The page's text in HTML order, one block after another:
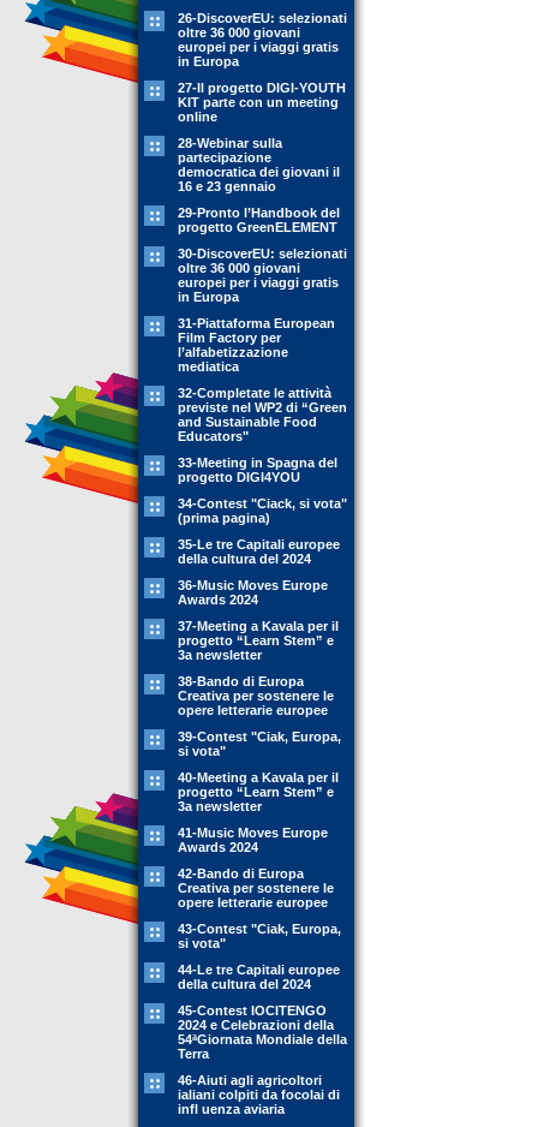
26-DiscoverEU: selezionati
oltre 36 000 giovani
europei per i viaggi gratis
in Europa
27-Il progetto DIGI-YOUTH
KIT parte con un meeting
online
28-Webinar sulla
partecipazione
democratica dei giovani il
16 e 23 gennaio
29-Pronto l’Handbook del
progetto GreenELEMENT
30-DiscoverEU: selezionati
oltre 36 000 giovani
europei per i viaggi gratis
in Europa
31-Piattaforma European
Film Factory per
l’alfabetizzazione
mediatica
32-Completate le attività
previste nel WP2 di “Green
and Sustainable Food
Educators"
33-Meeting in Spagna del
progetto DIGI4YOU
34-Contest "Ciack, si vota"
(prima pagina)
35-Le tre Capitali europee
della cultura del 2024
36-Music Moves Europe
Awards 2024
37-Meeting a Kavala per il
progetto “Learn Stem” e
3a newsletter
38-Bando di Europa
Creativa per sostenere le
opere letterarie europee
39-Contest "Ciak, Europa,
si vota"
40-Meeting a Kavala per il
progetto “Learn Stem” e
3a newsletter
41-Music Moves Europe
Awards 2024
42-Bando di Europa
Creativa per sostenere le
opere letterarie europee
43-Contest "Ciak, Europa,
si vota"
44-Le tre Capitali europee
della cultura del 2024
45-Contest IOCITENGO
2024 e Celebrazioni della
54ªGiornata Mondiale della
Terra
46-Aiuti agli agricoltori
ialiani colpiti da focolai di
infl uenza aviaria